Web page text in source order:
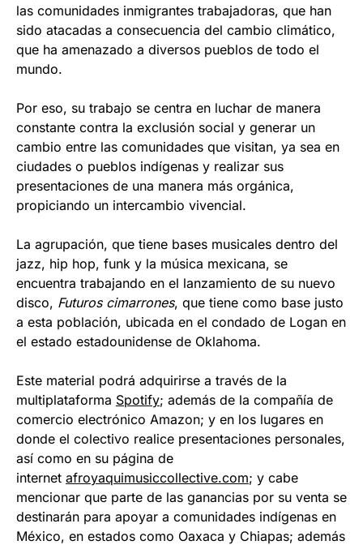
las comunidades inmigrantes trabajadoras, que han
sido atacadas a consecuencia del cambio climático,
que ha amenazado a diversos pueblos de todo el
mundo.
Por eso, su trabajo se centra en luchar de manera
constante contra la exclusión social y generar un
cambio entre las comunidades que visitan, ya sea en
ciudades o pueblos indígenas y realizar sus
presentaciones de una manera más orgánica,
propiciando un intercambio vivencial.
La agrupación, que tiene bases musicales dentro del
jazz, hip hop, funk y la música mexicana, se
encuentra trabajando en el lanzamiento de su nuevo
disco, Futuros cimarrones, que tiene como base justo
a esta población, ubicada en el condado de Logan en
el estado estadounidense de Oklahoma.
Este material podrá adquirirse a través de la
multiplataforma Spotify; además de la compañía de
comercio electrónico Amazon; y en los lugares en
donde el colectivo realice presentaciones personales,
así como en su página de
internet afroyaquimusiccollective.com; y cabe
mencionar que parte de las ganancias por su venta se
destinarán para apoyar a comunidades indígenas en
México, en estados como Oaxaca y Chiapas; además